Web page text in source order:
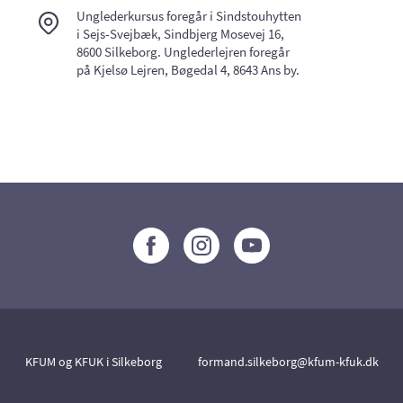
Unglederkursus foregår i Sindstouhytten
i Sejs-Svejbæk, Sindbjerg Mosevej 16,
8600 Silkeborg. Unglederlejren foregår
på Kjelsø Lejren, Bøgedal 4, 8643 Ans by.
KFUM og KFUK i Silkeborg formand.silkeborg@kfum-kfuk.dk